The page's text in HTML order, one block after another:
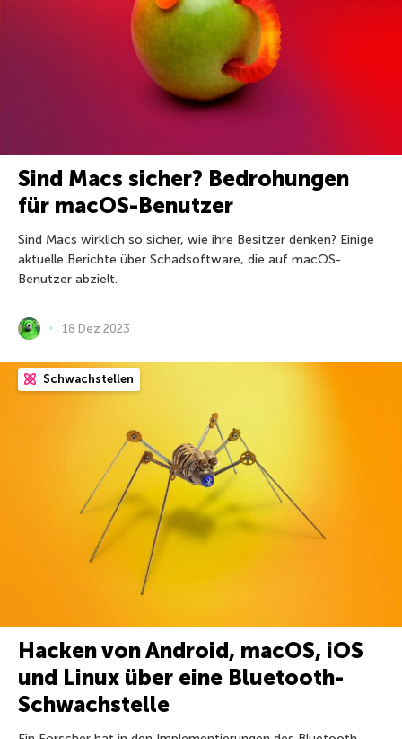
Sind Macs sicher? Bedrohungen
für macOS-Benutzer
Sind Macs wirklich so sicher, wie ihre Besitzer denken? Einige
aktuelle Berichte über Schadsoftware, die auf macOS-
Benutzer abzielt.
18 Dez 2023
Schwachstellen
Hacken von Android, macOS, iOS
und Linux über eine Bluetooth-
Schwachstelle